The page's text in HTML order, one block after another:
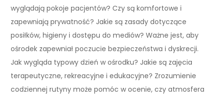
wyglądają pokoje pacjentów? Czy są komfortowe i
zapewniają prywatność? Jakie są zasady dotyczące
posiłków, higieny i dostępu do mediów? Ważne jest, aby
ośrodek zapewniał poczucie bezpieczeństwa i dyskrecji.
Jak wygląda typowy dzień w ośrodku? Jakie są zajęcia
terapeutyczne, rekreacyjne i edukacyjne? Zrozumienie
codziennej rutyny może pomóc w ocenie, czy atmosfera